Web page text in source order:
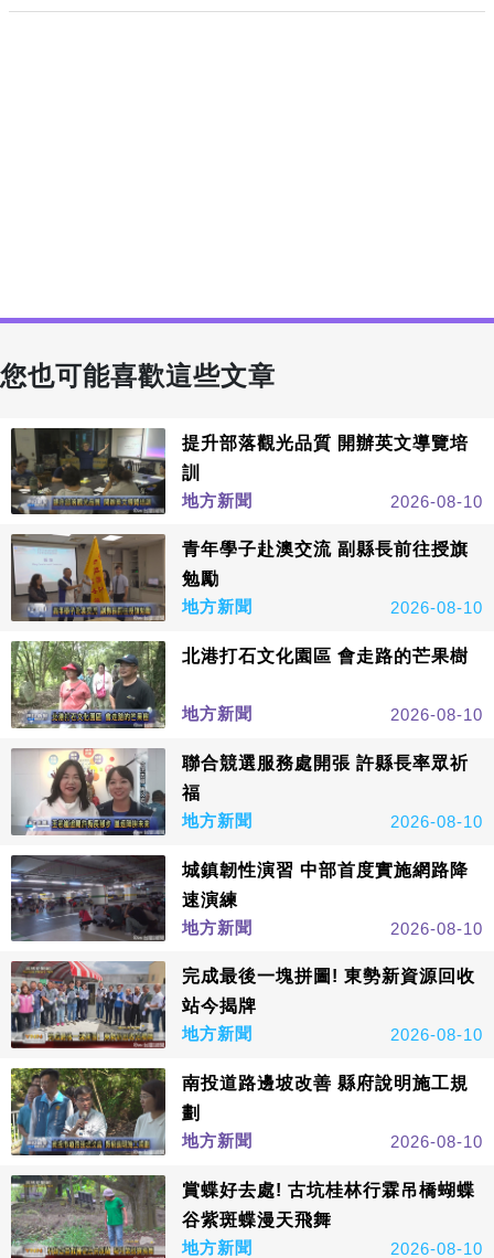
您也可能喜歡這些文章
提升部落觀光品質 開辦英文導覽培
訓
地方新聞
2026-08-10
青年學子赴澳交流 副縣長前往授旗
勉勵
地方新聞
2026-08-10
北港打石文化園區 會走路的芒果樹
地方新聞 2026-08-10
聯合競選服務處開張 許縣長率眾祈
福
地方新聞
2026-08-10
城鎮韌性演習 中部首度實施網路降
速演練
地方新聞
2026-08-10
完成最後一塊拼圖! 東勢新資源回收
站今揭牌
地方新聞
2026-08-10
南投道路邊坡改善 縣府說明施工規
劃
地方新聞
2026-08-10
賞蝶好去處! 古坑桂林行霖吊橋蝴蝶
谷紫斑蝶漫天飛舞
地方新聞
2026-08-10